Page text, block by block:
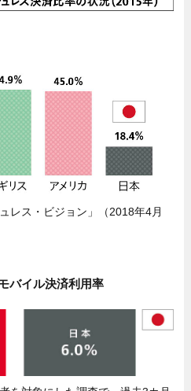
レス・ビジョン」（2018年4月
バイル決済利用率